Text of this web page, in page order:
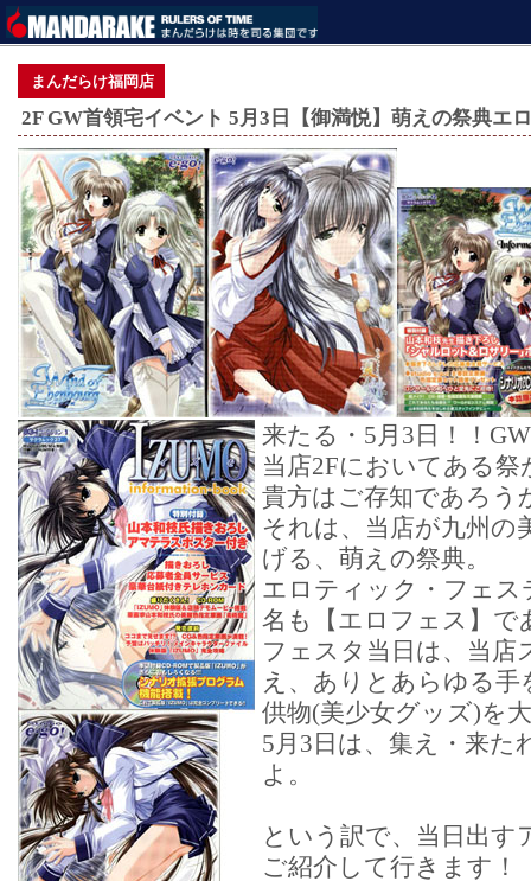
まんだらけ福岡店
2F GW首領宅イベント 5月3日【御満悦】萌えの祭典エ
来たる・5月3日！！
当店2Fにおいてある
貴方はご存知であろう
それは、当店が九州の
げる、萌えの祭典。
エロティック・フェス
名も【エロフェス】で
フェスタ当日は、当店
え、ありとあらゆる
供物(美少女グッズ)を
5月3日は、集え・来た
よ。
という訳で、当日出
ご紹介して行きます！